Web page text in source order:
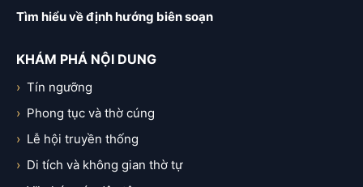
Tìm hiểu về định hướng biên soạn
KHÁM PHÁ NỘI DUNG
Tín ngưỡng
Phong tục và thờ cúng
Lễ hội truyền thống
Di tích và không gian thờ tự